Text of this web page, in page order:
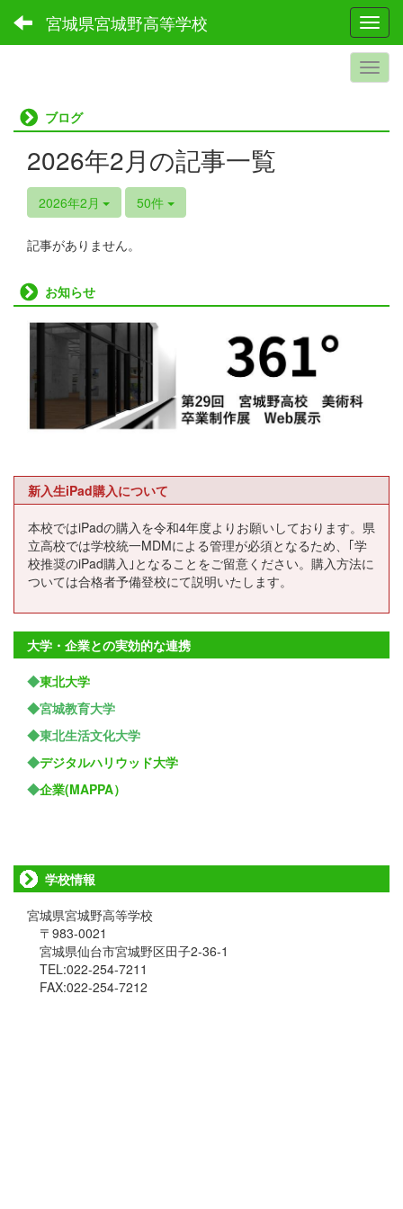
宮城県宮城野高等学校
ブログ
2026年2月の記事一覧
2026年2月 50件
記事がありません。
お知らせ
新入生iPad購入について
本校ではiPadの購入を令和4年度よりお願いしております。県
立高校では学校統一MDMによる管理が必須となるため、｢学
校推奨のiPad購入｣となることをご留意ください。購入方法に
ついては合格者予備登校にて説明いたします。
大学・企業との実効的な連携
◆東北大学
◆宮城教育大学
◆東北生活文化大学
◆デジタルハリウッド大学
◆企業(MAPPA）
学校情報
宮城県宮城野高等学校
〒983-0021
宮城県仙台市宮城野区田子2-36-1
TEL:022-254-7211
FAX:022-254-7212